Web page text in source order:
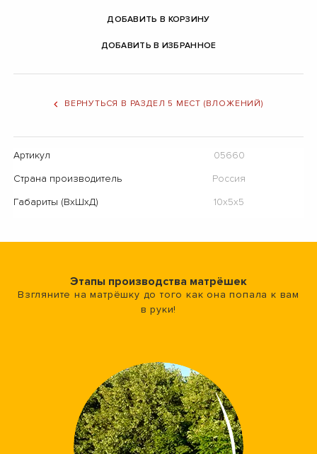
ДОБАВИТЬ В КОРЗИНУ
ДОБАВИТЬ В ИЗБРАННОЕ
ВЕРНУТЬСЯ В РАЗДЕЛ 5 МЕСТ (ВЛОЖЕНИЙ)
Артикул
05660
Страна производитель
Россия
Габариты (ВхШхД)
10х5х5
Этапы производства матрёшек
Взгляните на матрёшку до того как она попала к вам
в руки!